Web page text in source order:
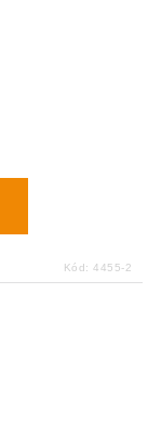
Kód: 4455-2